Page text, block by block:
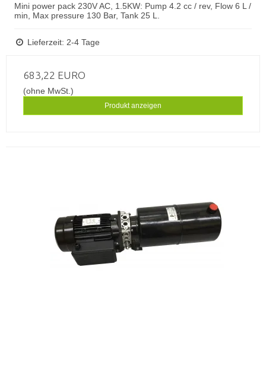
Mini power pack 230V AC, 1.5KW: Pump 4.2 cc / rev, Flow 6 L /
min, Max pressure 130 Bar, Tank 25 L.
Lieferzeit: 2-4 Tage
683,22 EURO
(ohne MwSt.)
Produkt anzeigen